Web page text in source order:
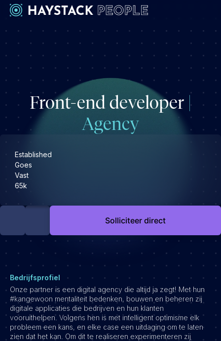
Werkgevers
Engineering & leadership
Executive search
Marketing
Operations & HR
Engineering & leadership
Marketing
Product
Sales
Specialistische techrollen
Support
Front-end developer |
Agency
Established
Goes
Vast
65k
Solliciteer direct
Bedrijfsprofiel
Onze partner is een digital agency die altijd ja zegt! Met hun
#kangewoon mentaliteit bedenken, bouwen en beheren zij
digitale applicaties die bedrijven en hun klanten
vooruithelpen. Volgens hen is met intelligent optimisme elk
probleem een kans, en elke case een uitdaging om te laten
zien dat het kan. Om dit te realiseren experimenteren zij